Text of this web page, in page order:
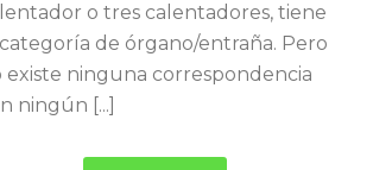
o tres calentadores, tiene
categoría de órgano/entraña. Pero
existe ninguna correspondencia
ningún [...]